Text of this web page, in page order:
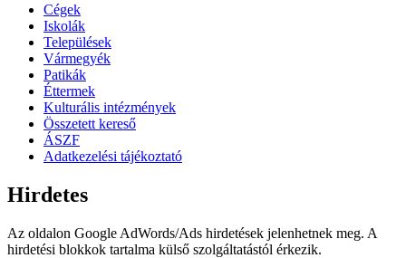
Cégek
Iskolák
Települések
Vármegyék
Patikák
Éttermek
Kulturális intézmények
Összetett kereső
ÁSZF
Adatkezelési tájékoztató
Hirdetes
Az oldalon Google AdWords/Ads hirdetések jelenhetnek meg. A
hirdetési blokkok tartalma külső szolgáltatástól érkezik.